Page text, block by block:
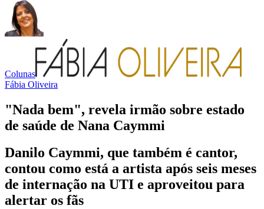
Colunas
Fábia Oliveira
"Nada bem", revela irmão sobre estado
de saúde de Nana Caymmi
Danilo Caymmi, que também é cantor,
contou como está a artista após seis meses
de internação na UTI e aproveitou para
alertar os fãs